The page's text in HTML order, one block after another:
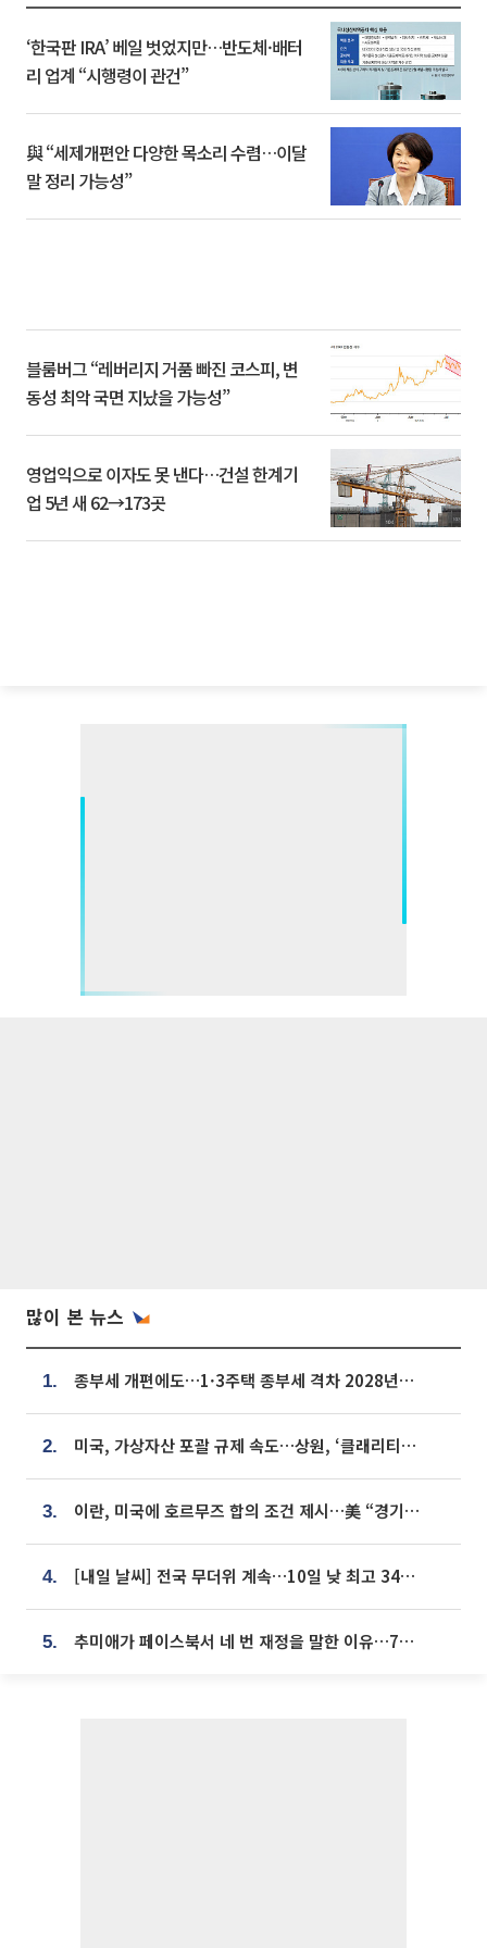
‘한국판 IRA’ 베일 벗었지만…반도체·배터
리 업계 “시행령이 관건”
與 “세제개편안 다양한 목소리 수렴…이달
말 정리 가능성”
블룸버그 “레버리지 거품 빠진 코스피, 변
동성 최악 국면 지났을 가능성”
영업익으로 이자도 못 낸다…건설 한계기
업 5년 새 62→173곳
많이 본 뉴스
1. 종부세 개편에도…1·3주택 종부세 격차 2028년부터 확대
2. 미국, 가상자산 포괄 규제 속도…상원, ‘클래리티법’ 9월 절차투표 추진
3. 이란, 미국에 호르무즈 합의 조건 제시…美 “경기 아직 안 끝나” [종합]
4. [내일 날씨] 전국 무더위 계속…10일 낮 최고 34도 육박
5. 추미애가 페이스북서 네 번 재정을 말한 이유…7700억 추경 열쇠는 도의회에